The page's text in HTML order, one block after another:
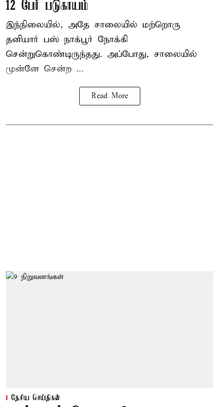
12 பேர் படுகாயம்
இந்நிலையில், அதே சாலையில் மற்றொரு
தனியார் பஸ் நாக்பூர் நோக்கி
சென்றுகொண்டிருந்தது. அப்போது, சாலையில்
முன்னே சென்ற ...
Read More
தேசிய செய்திகள்